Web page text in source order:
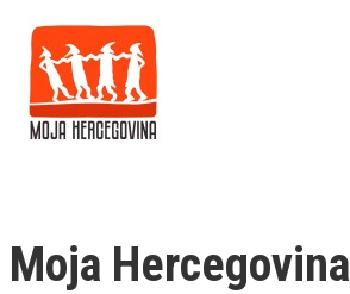
Moja Hercegovina